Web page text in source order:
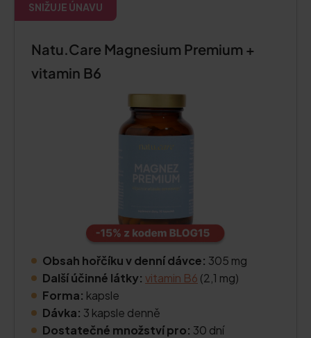
SNIŽUJE ÚNAVU
Natu.Care Magnesium Premium +
vitamin B6
Obsah hořčíku v denní dávce: 305 mg
Další účinné látky: vitamin B6 (2,1 mg)
Forma: kapsle
Dávka: 3 kapsle denně
Dostatečné množství pro: 30 dní